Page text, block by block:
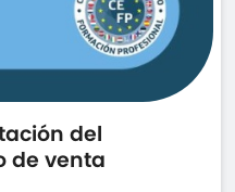
del
de venta